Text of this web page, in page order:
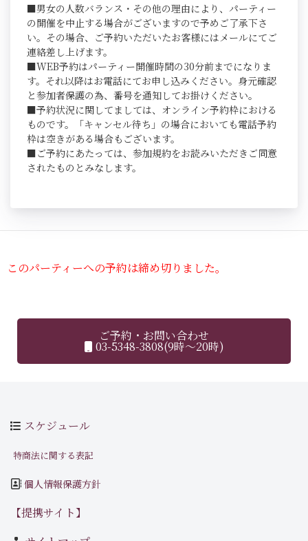
■男女の人数バランス・その他の理由により、パーティー
の開催を中止する場合がございますので予めご了承下さ
い。その場合、ご予約いただいたお客様にはメールにてご
連絡差し上げます。
■WEB予約はパーティー開催時間の30分前までになりま
す。それ以降はお電話にてお申し込みください。身元確認
と参加者保護の為、番号を通知してお掛けください。
■予約状況に関してましては、オンライン予約枠における
ものです。「キャンセル待ち」の場合においても電話予約
枠は空きがある場合もございます。
■ご予約にあたっては、参加規約をお読みいただきご同意
されたものとみなします。
このパーティーへの予約は締め切りました。
ご予約・お問い合わせ
03-5348-3808(9時～20時)
スケジュール
特商法に関する表記
個人情報保護方針
【提携サイト】